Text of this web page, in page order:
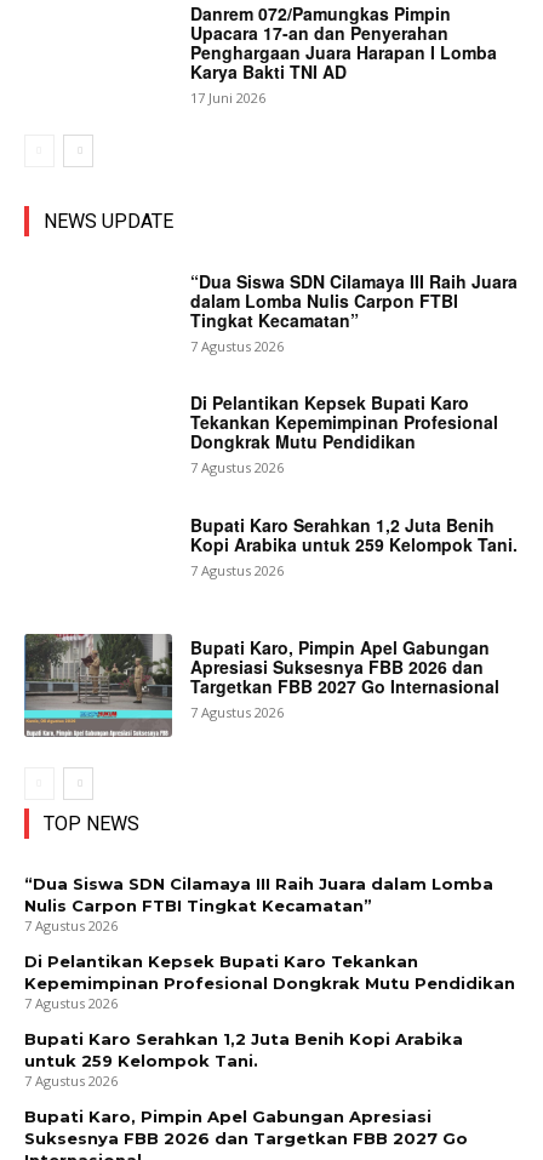
Danrem 072/Pamungkas Pimpin
Upacara 17-an dan Penyerahan
Penghargaan Juara Harapan I Lomba
Karya Bakti TNI AD
17 Juni 2026
NEWS UPDATE
“Dua Siswa SDN Cilamaya III Raih Juara
dalam Lomba Nulis Carpon FTBI
Tingkat Kecamatan”
7 Agustus 2026
Di Pelantikan Kepsek Bupati Karo
Tekankan Kepemimpinan Profesional
Dongkrak Mutu Pendidikan
7 Agustus 2026
Bupati Karo Serahkan 1,2 Juta Benih
Kopi Arabika untuk 259 Kelompok Tani.
7 Agustus 2026
Bupati Karo, Pimpin Apel Gabungan
Apresiasi Suksesnya FBB 2026 dan
Targetkan FBB 2027 Go Internasional
7 Agustus 2026
TOP NEWS
“Dua Siswa SDN Cilamaya III Raih Juara dalam Lomba
Nulis Carpon FTBI Tingkat Kecamatan”
7 Agustus 2026
Di Pelantikan Kepsek Bupati Karo Tekankan
Kepemimpinan Profesional Dongkrak Mutu Pendidikan
7 Agustus 2026
Bupati Karo Serahkan 1,2 Juta Benih Kopi Arabika
untuk 259 Kelompok Tani.
7 Agustus 2026
Bupati Karo, Pimpin Apel Gabungan Apresiasi
Suksesnya FBB 2026 dan Targetkan FBB 2027 Go